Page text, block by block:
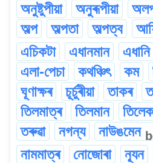
অনুষ্টুপীয়া
অনুৰূপীয়া
অল্প
অল্পতা অল্পত্ব
এচিকটা
এধানমান এধানি
এলা-পেচা
কথঞ্চিৎ কম
ঘূণাক্ষৰ
চূৰ্চুৰীয়া তাকৰ
তিলমাত্ৰ
তিলমান তিলেক
তৰুৱা
নগন্য নাউঙমেন
নামমাত্ৰ
নোজোৰা ন্যূন